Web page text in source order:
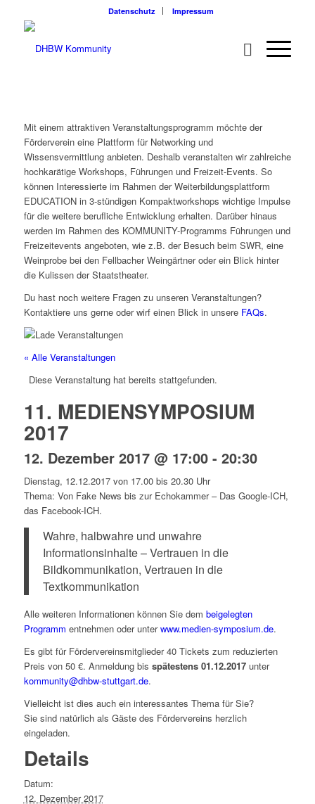
Datenschutz Impressum
Mit einem attraktiven Veranstaltungsprogramm möchte der
Förderverein eine Plattform für Networking und
Wissensvermittlung anbieten. Deshalb veranstalten wir zahlreiche
hochkarätige Workshops, Führungen und Freizeit-Events. So
können Interessierte im Rahmen der Weiterbildungsplattform
EDUCATION in 3-stündigen Kompaktworkshops wichtige Impulse
für die weitere berufliche Entwicklung erhalten. Darüber hinaus
werden im Rahmen des KOMMUNITY-Programms Führungen und
Freizeitevents angeboten, wie z.B. der Besuch beim SWR, eine
Weinprobe bei den Fellbacher Weingärtner oder ein Blick hinter
die Kulissen der Staatstheater.
Du hast noch weitere Fragen zu unseren Veranstaltungen?
Kontaktiere uns gerne oder wirf einen Blick in unsere FAQs.
« Alle Veranstaltungen
Diese Veranstaltung hat bereits stattgefunden.
11. MEDIENSYMPOSIUM
2017
12. Dezember 2017 @ 17:00- 20:30
Dienstag, 12.12.2017 von 17.00 bis 20.30 Uhr
Thema: Von Fake News bis zur Echokammer – Das Google-ICH,
das Facebook-ICH.
Wahre, halbwahre und unwahre
Informationsinhalte – Vertrauen in die
Bildkommunikation, Vertrauen in die
Textkommunikation
Alle weiteren Informationen können Sie dem beigelegten
Programm entnehmen oder unterwww.medien-symposium.de.
Es gibt für Fördervereinsmitglieder 40 Tickets zum reduzierten
Preis von 50 €. Anmeldung bis spätestens 01.12.2017unter
kommunity@dhbw-stuttgart.de.
Vielleicht ist dies auch ein interessantes Thema für Sie?
Sie sind natürlich als Gäste des Fördervereins herzlich
eingeladen.
Details
Datum:
12. Dezember 2017